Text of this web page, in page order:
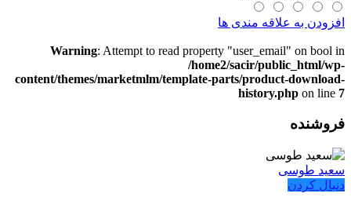
افزودن به علاقه مندی ها
Warning: Attempt to read property "user_email" on bool in
/home2/sacir/public_html/wp-
content/themes/marketmlm/template-parts/product-download-
history.php on line 7
فروشنده
سعید طوسی
دنبال کردن